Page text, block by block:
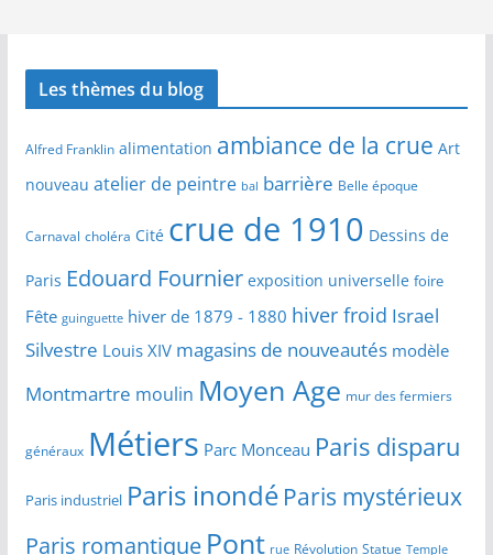
Les thèmes du blog
Alfred Franklin alimentation ambiance de la crue Art
nouveau atelier de peintre bal barrière Belle époque
Carnaval choléra Cité crue de 1910 Dessins de
Paris Edouard Fournier exposition universelle foire
Fête guinguette hiver de 1879 - 1880 hiver froid Israel
Silvestre Louis XIV magasins de nouveautés modèle
Montmartre moulin Moyen Age mur des fermiers
généraux Métiers Parc Monceau Paris disparu
Paris industriel Paris inondé Paris mystérieux
Paris romantique Pont rue Révolution Statue Temple